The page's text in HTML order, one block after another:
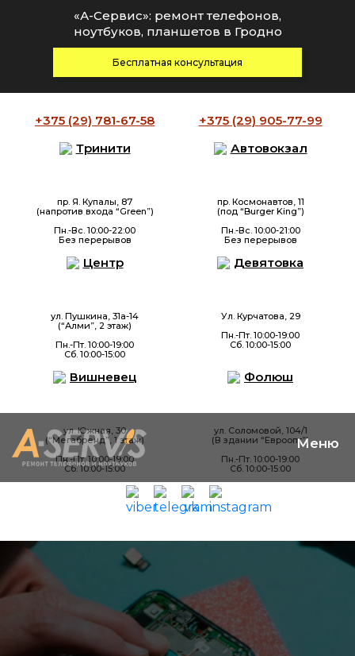
+375 (29) 781-67-58 +375 (29) 905-77-99
Тринити
пр. Я. Купалы, 87
(напротив входа “Green”)
Пн.-Вс. 10:00-22:00
Без перерывов
Автовокзал
пр. Космонавтов, 11
(под “Burger King”)
Пн.-Вс. 10:00-21:00
Без перерывов
Центр
ул. Пушкина, 31а-14
(“Алми”, 2 этаж)
Пн.-Пт. 10:00-19:00
Сб. 10:00-15:00
Девятовка
Ул. Курчатова, 29
Пн.-Пт. 10:00-19:00
Сб. 10:00-15:00
Вишневец
ул. Южная, 30
(“Мегабренд”, 1 этаж)
Пн.-Пт. 10:00-19:00
Сб. 10:00-15:00
Фолюш
ул. Соломовой, 104/1
(В здании “Евроопт”)
Пн.-Пт. 10:00-19:00
Сб. 10:00-15:00
«А-Сервис»: ремонт телефонов,
ноутбуков, планшетов в Гродно
Бесплатная консультация